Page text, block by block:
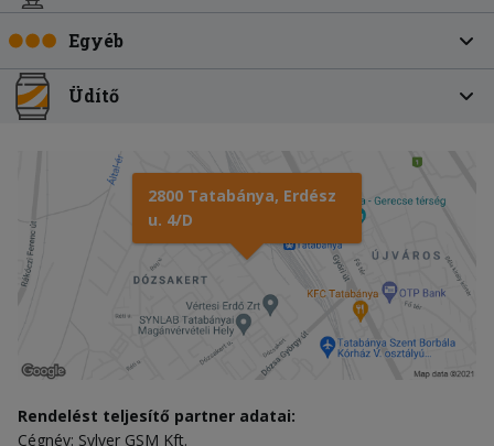
Egyéb
Üdítő
2800 Tatabánya, Erdész
u. 4/D
Rendelést teljesítő partner adatai:
Cégnév: Sylver GSM Kft.